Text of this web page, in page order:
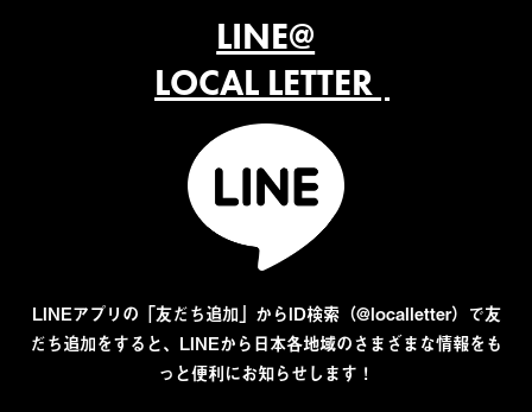
LINE@
LOCAL LETTER
LINEアプリの「友だち追加」からID検索（@localletter）で友
だち追加をすると、LINEから日本各地域のさまざまな情報をも
っと便利にお知らせします！